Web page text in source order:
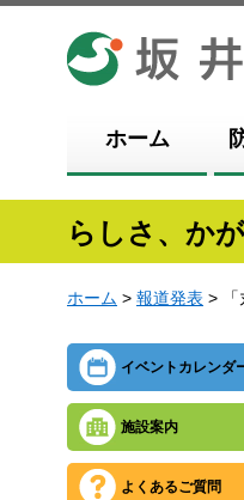
坂井市
ホーム
らしさ、か
ホーム > 報道発表 > 「
イベントカレンダ
施設案内
よくあるご質問